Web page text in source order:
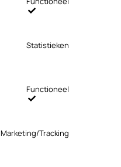
to
woocommerce
Statistieken
Consent
hotjar
Functioneel
Consent
to
polylang
Marketing/Tracking
Consent